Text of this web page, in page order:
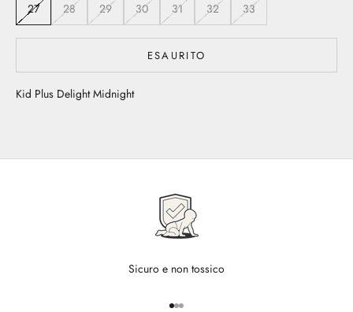
27
28 29 30 31 32 33
ESAURITO
Kid Plus Delight Midnight
Sicuro e non tossico